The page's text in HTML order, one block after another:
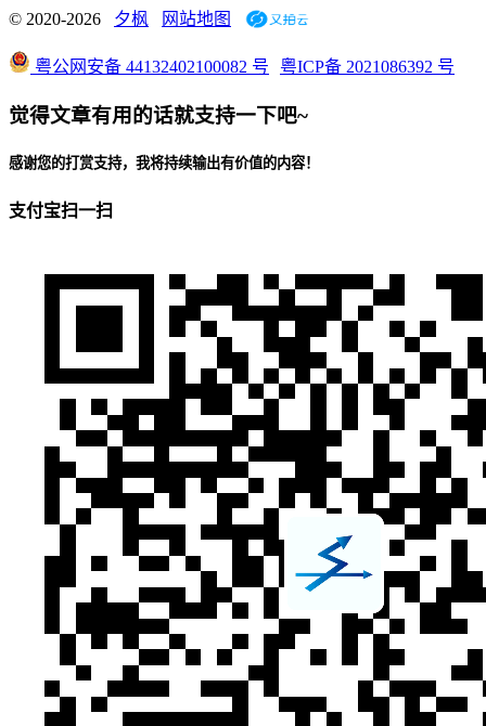
© 2020-2026 夕枫 网站地图
粤公网安备 44132402100082 号 粤ICP备 2021086392 号
觉得文章有用的话就支持一下吧~
感谢您的打赏支持，我将持续输出有价值的内容！
支付宝扫一扫